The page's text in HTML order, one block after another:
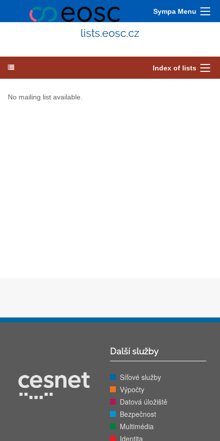
Sympa Menu
lists.eosc.cz
Index of lists
No mailing list available.
Další služby
Síťové služby
Výpočty
Datová úložiště
Bezpečnost
Multimédia
Identita